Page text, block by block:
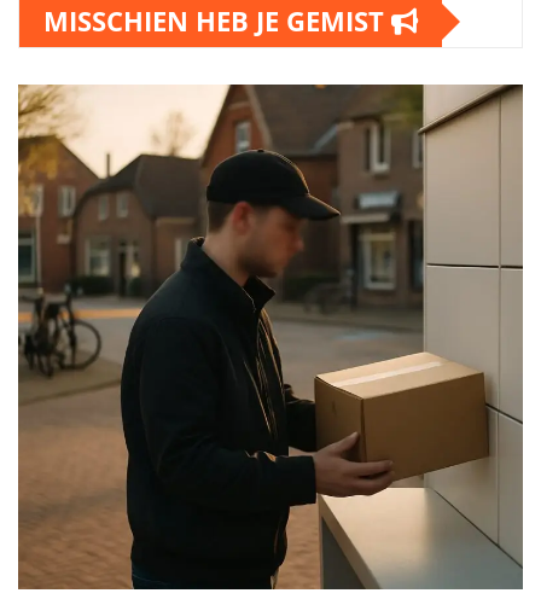
MISSCHIEN HEB JE GEMIST